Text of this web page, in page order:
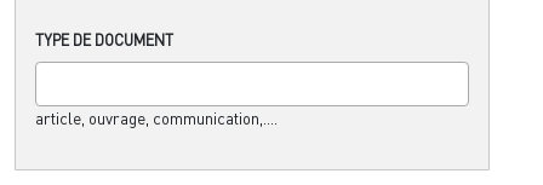
TYPE DE DOCUMENT
article, ouvrage, communication,....